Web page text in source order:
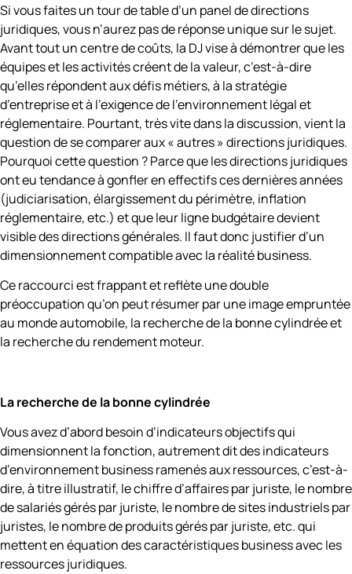
Si vous faites un tour de table d’un panel de directions
juridiques, vous n’aurez pas de réponse unique sur le sujet.
Avant tout un centre de coûts, la DJ vise à démontrer que les
équipes et les activités créent de la valeur, c’est-à-dire
qu’elles répondent aux défis métiers, à la stratégie
d’entreprise et à l’exigence de l’environnement légal et
réglementaire. Pourtant, très vite dans la discussion, vient la
question de se comparer aux « autres » directions juridiques.
Pourquoi cette question ? Parce que les directions juridiques
ont eu tendance à gonfler en effectifs ces dernières années
(judiciarisation, élargissement du périmètre, inflation
réglementaire, etc.) et que leur ligne budgétaire devient
visible des directions générales. Il faut donc justifier d’un
dimensionnement compatible avec la réalité business.
Ce raccourci est frappant et reflète une double
préoccupation qu’on peut résumer par une image empruntée
au monde automobile, la recherche de la bonne cylindrée et
la recherche du rendement moteur.
La recherche de la bonne cylindrée
Vous avez d’abord besoin d’indicateurs objectifs qui
dimensionnent la fonction, autrement dit des indicateurs
d’environnement business ramenés aux ressources, c’est-à-
dire, à titre illustratif, le chiffre d’affaires par juriste, le nombre
de salariés gérés par juriste, le nombre de sites industriels par
juristes, le nombre de produits gérés par juriste, etc. qui
mettent en équation des caractéristiques business avec les
ressources juridiques.